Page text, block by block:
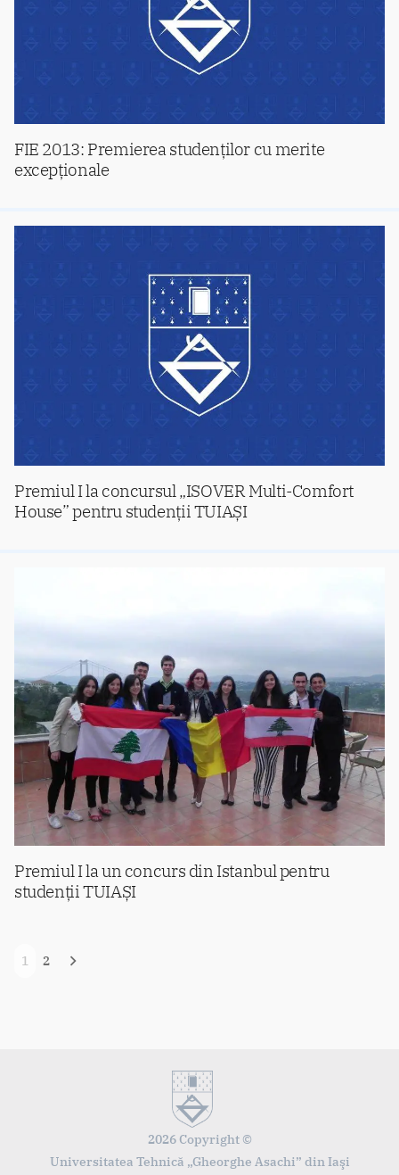
FIE 2013: Premierea studenților cu merite
excepționale
Premiul I la concursul „ISOVER Multi-Comfort
House” pentru studenții TUIAȘI
Premiul I la un concurs din Istanbul pentru
studenții TUIAȘI
1 2
2026 Copyright ©
Universitatea Tehnică „Gheorghe Asachi” din Iaşi